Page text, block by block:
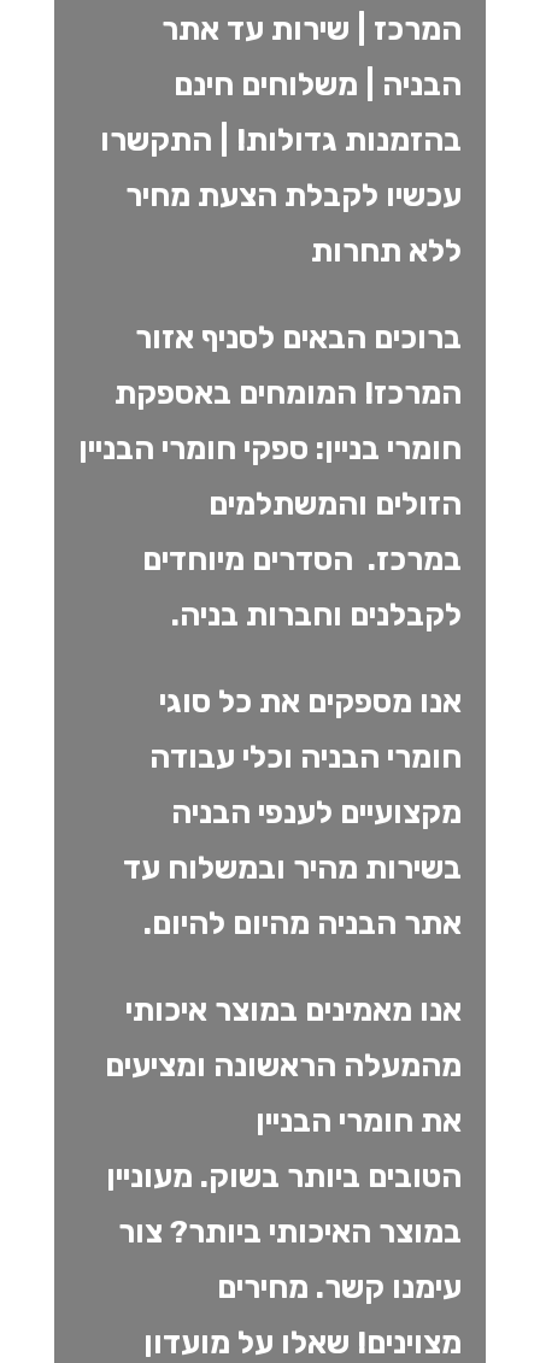
המרכז | שירות עד אתר
הבניה | משלוחים חינם
בהזמנות גדולות! | התקשרו
עכשיו לקבלת הצעת מחיר
ללא תחרות
ברוכים הבאים לסניף אזור
המרכז! המומחים באספקת
חומרי בניין: ספקי חומרי הבניין
הזולים והמשתלמים
במרכז. הסדרים מיוחדים
לקבלנים וחברות בניה.
אנו מספקים את כל סוגי
חומרי הבניה וכלי עבודה
מקצועיים לענפי הבניה
בשירות מהיר ובמשלוח עד
אתר הבניה מהיום להיום.
אנו מאמינים במוצר איכותי
מהמעלה הראשונה ומציעים
את חומרי הבניין
הטובים ביותר בשוק. מעוניין
במוצר האיכותי ביותר? צור
עימנו קשר. מחירים
מצוינים! שאלו על מועדון